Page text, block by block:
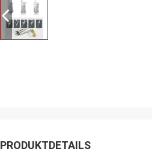
PRODUKTDETAILS